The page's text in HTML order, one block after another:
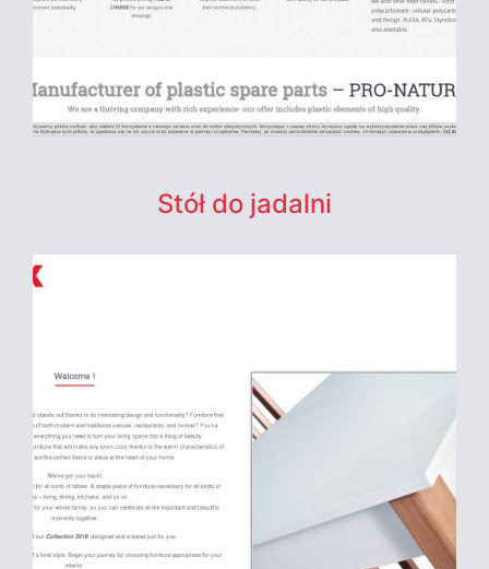
Stół do jadalni